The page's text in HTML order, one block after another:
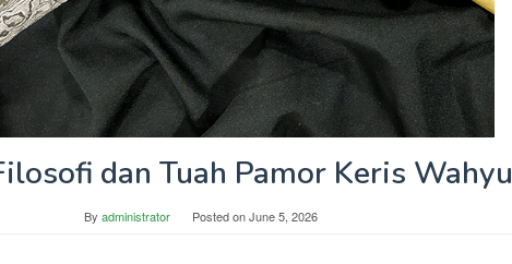
dan Tuah Pamor Keris Wahyu
By administrator Posted onJune 5, 2026